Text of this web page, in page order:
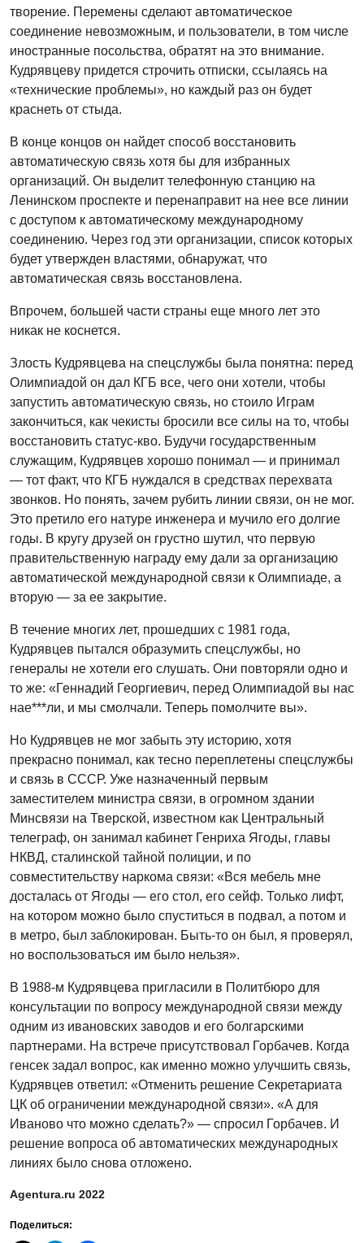
творение. Перемены сделают автоматическое
соединение невозможным, и пользователи, в том числе
иностранные посольства, обратят на это внимание.
Кудрявцеву придется строчить отписки, ссылаясь на
«технические проблемы», но каждый раз он будет
краснеть от стыда.
В конце концов он найдет способ восстановить
автоматическую связь хотя бы для избранных
организаций. Он выделит телефонную станцию на
Ленинском проспекте и перенаправит на нее все линии
с доступом к автоматическому международному
соединению. Через год эти организации, список которых
будет утвержден властями, обнаружат, что
автоматическая связь восстановлена.
Впрочем, большей части страны еще много лет это
никак не коснется.
Злость Кудрявцева на спецслужбы была понятна: перед
Олимпиадой он дал КГБ все, чего они хотели, чтобы
запустить автоматическую связь, но стоило Играм
закончиться, как чекисты бросили все силы на то, чтобы
восстановить статус-кво. Будучи государственным
служащим, Кудрявцев хорошо понимал — и принимал
— тот факт, что КГБ нуждался в средствах перехвата
звонков. Но понять, зачем рубить линии связи, он не мог.
Это претило его натуре инженера и мучило его долгие
годы. В кругу друзей он грустно шутил, что первую
правительственную награду ему дали за организацию
автоматической международной связи к Олимпиаде, а
вторую — за ее закрытие.
В течение многих лет, прошедших с 1981 года,
Кудрявцев пытался образумить спецслужбы, но
генералы не хотели его слушать. Они повторяли одно и
то же: «Геннадий Георгиевич, перед Олимпиадой вы нас
нае***ли, и мы смолчали. Теперь помолчите вы».
Но Кудрявцев не мог забыть эту историю, хотя
прекрасно понимал, как тесно переплетены спецслужбы
и связь в СССР. Уже назначенный первым
заместителем министра связи, в огромном здании
Минсвязи на Тверской, известном как Центральный
телеграф, он занимал кабинет Генриха Ягоды, главы
НКВД, сталинской тайной полиции, и по
совместительству наркома связи: «Вся мебель мне
досталась от Ягоды — его стол, его сейф. Только лифт,
на котором можно было спуститься в подвал, а потом и
в метро, был заблокирован. Быть-то он был, я проверял,
но воспользоваться им было нельзя».
В 1988-м Кудрявцева пригласили в Политбюро для
консультации по вопросу международной связи между
одним из ивановских заводов и его болгарскими
партнерами. На встрече присутствовал Горбачев. Когда
генсек задал вопрос, как именно можно улучшить связь,
Кудрявцев ответил: «Отменить решение Секретариата
ЦК об ограничении международной связи». «А для
Иваново что можно сделать?» — спросил Горбачев. И
решение вопроса об автоматических международных
линиях было снова отложено.
Agentura.ru 2022
Поделиться: